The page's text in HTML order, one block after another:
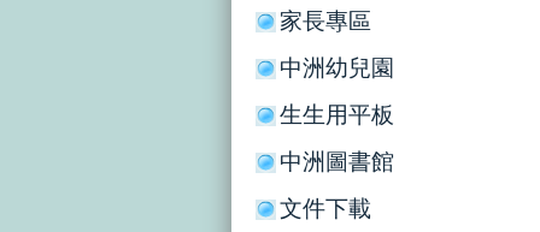
家長專區
中洲幼兒園
生生用平板
中洲圖書館
文件下載